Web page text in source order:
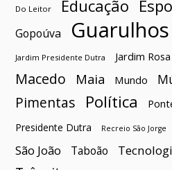
Do Leitor Educação
Gopoúva Guarulhos
Jardim Presidente Dutra Jardim
Macedo
Maia Mundo
Pimentas Política
Presidente Dutra Recreio São Jorge
São João Taboão